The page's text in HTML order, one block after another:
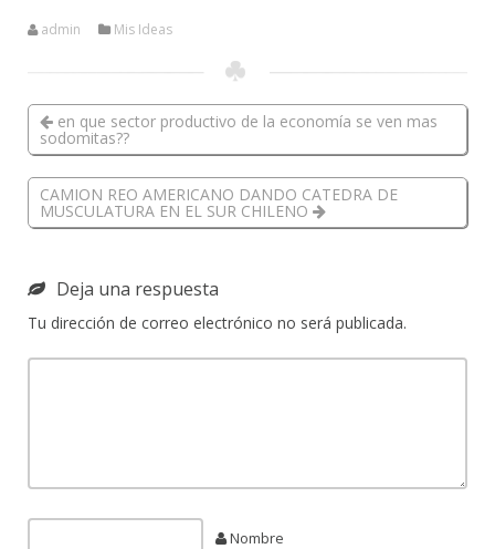
admin Mis Ideas
en que sector productivo de la economía se ven mas
sodomitas??
CAMION REO AMERICANO DANDO CATEDRA DE
MUSCULATURA EN EL SUR CHILENO
Deja una respuesta
Tu dirección de correo electrónico no será publicada.
Nombre